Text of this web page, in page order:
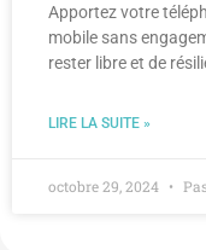
Apportez votre
mobile sans
rester libre et de
LIRE LA SUITE »
octobre 29, 2024